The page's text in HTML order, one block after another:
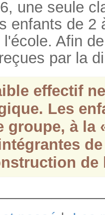
une seule
enfants de 2
Afin
par la
effectif
Les
groupe, à
de